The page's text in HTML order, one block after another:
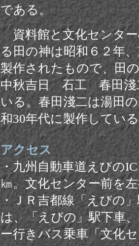
である。
資料館と文化センター
る田の神は昭和６２年
製作されたもので、田
中秋吉日 石工 春田
いる。春田淺二は湯田
和30年代に製作してい
アクセス
・九州自動車道えびの
㎞。文化センター前を
・ＪＲ吉都線「えびの
は、「えびの」駅下車
ー行きバス乗車「文化